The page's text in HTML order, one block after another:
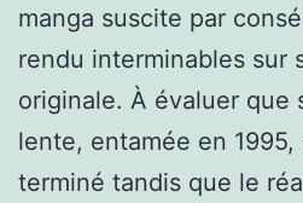
manga suscite par
rendu interminables sur
originale. À évaluer que
lente, entamée en 1995,
terminé tandis que le